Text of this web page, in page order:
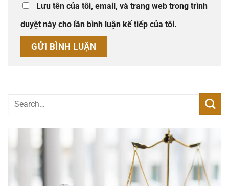
Lưu tên của tôi, email, và trang web trong trình
duyệt này cho lần bình luận kế tiếp của tôi.